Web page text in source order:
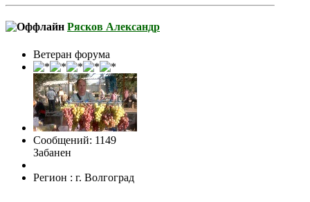
Рясков Александр
Ветеран форума
Сообщений: 1149
Забанен
Регион : г. Волгоград